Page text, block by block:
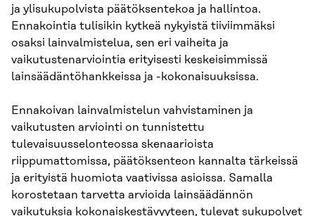
ja ylisukupolvista päätöksentekoa ja hallintoa.
Ennakointia tulisikin kytkeä nykyistä tiiviimmäksi
osaksi lainvalmistelua, sen eri vaiheita ja
vaikutustenarviointia erityisesti keskeisimmissä
lainsäädäntöhankkeissa ja -kokonaisuuksissa.
Ennakoivan lainvalmistelun vahvistaminen ja
vaikutusten arviointi on tunnistettu
tulevaisuusselonteossa skenaarioista
riippumattomissa, päätöksenteon kannalta tärkeissä
ja erityistä huomiota vaativissa asioissa. Samalla
korostetaan tarvetta arvioida lainsäädännön
vaikutuksia kokonaiskestävyyteen, tulevat sukupolvet